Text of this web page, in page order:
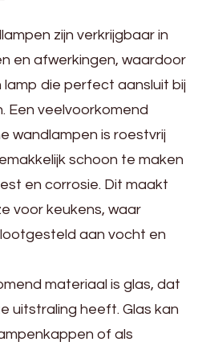
zijn verkrijgbaar in
en afwerkingen, waardoor
lamp die perfect aansluit bij
Een veelvoorkomend
wandlampen is roestvrij
schoon te maken
en corrosie. Dit maakt
voor keukens, waar
aan vocht en
materiaal is glas, dat
uitstraling heeft. Glas kan
of als